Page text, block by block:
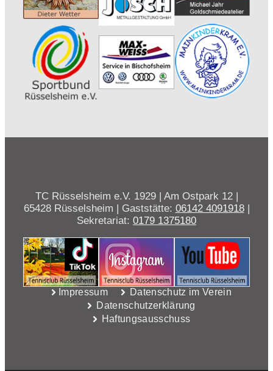
TC Rüsselsheim e.V. 1929 | Am Ostpark 12 |
65428 Rüsselsheim | Gaststätte: 06142 4091918|
Sekretariat: 0179 1375180
Impressum
Datenschutz im Verein
Datenschutzerklärung
Haftungsausschuss